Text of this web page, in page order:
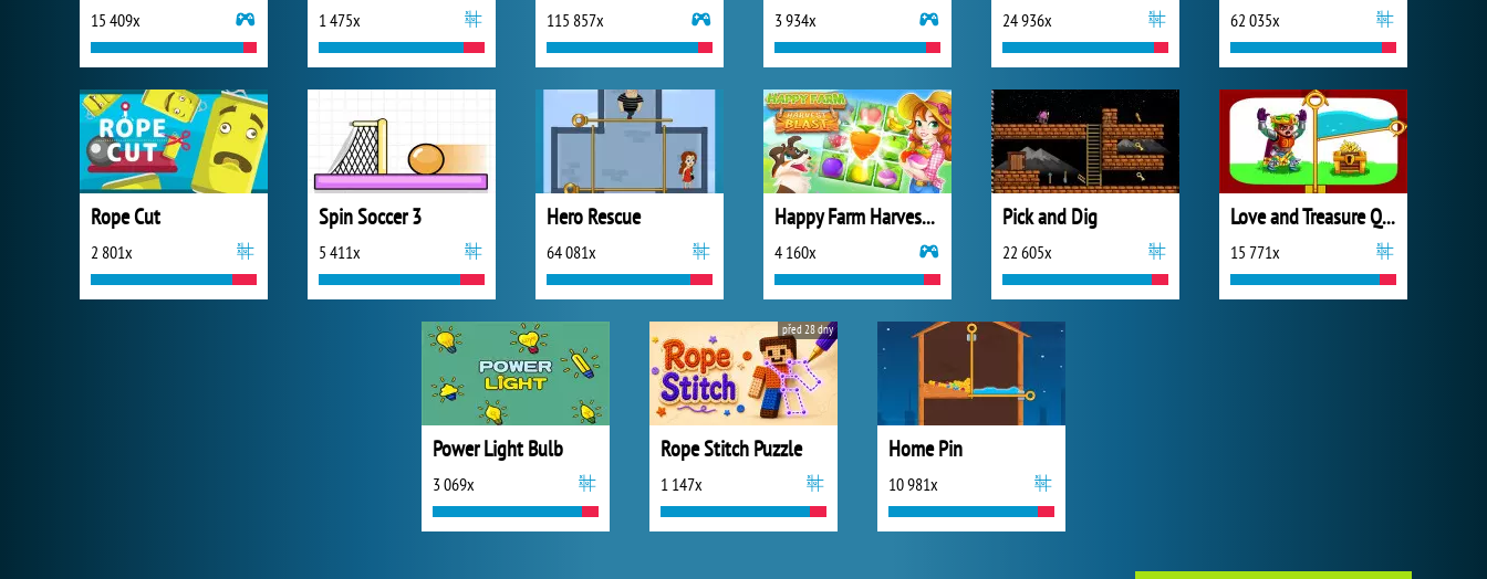
15 409x 1 475x 115 857x 3 934x 24 936x 62 035x
Rope Cut
2 801x
Spin Soccer 3
5 411x
Hero Rescue
64 081x
Happy Farm Harvest Blast
4 160x
Pick and Dig
22 605x
Love and Treasure Quest
15 771x
Power Light Bulb
3 069x
Rope Stitch Puzzle
1 147x
před 28 dny
Home Pin
10 981x